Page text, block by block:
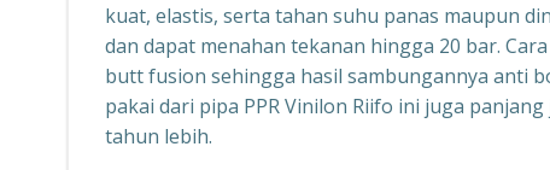
kuat, elastis, serta tahan suhu panas maupun
dan dapat menahan tekanan hingga 20 bar.
butt fusion sehingga hasil sambungannya anti
pakai dari pipa PPR Vinilon Riifo ini juga
tahun lebih.